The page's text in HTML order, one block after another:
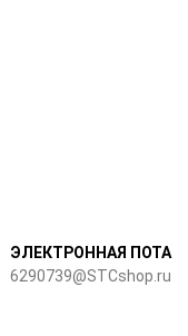
ЭЛЕКТРОННАЯ ПОТА
6290739@STCshop.ru